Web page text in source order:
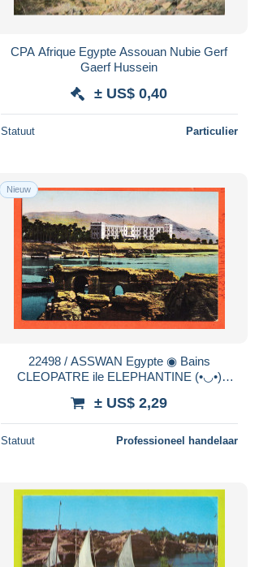
CPA Afrique Egypte Assouan Nubie Gerf
Gaerf Hussein
± US$ 0,40
Statuut Particulier
Nieuw
22498 / ASSWAN Egypte ◉ Bains
CLEOPATRE ile ELEPHANTINE (•◡•)
1905s L-C 336 Assuan
± US$ 2,29
Statuut Professioneel handelaar